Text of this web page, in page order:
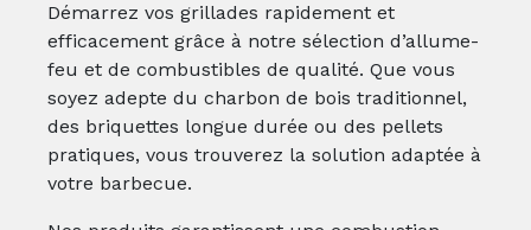
Démarrez vos grillades rapidement et
efficacement grâce à notre sélection d’allume-
feu et de combustibles de qualité. Que vous
soyez adepte du charbon de bois traditionnel,
des briquettes longue durée ou des pellets
pratiques, vous trouverez la solution adaptée à
votre barbecue.